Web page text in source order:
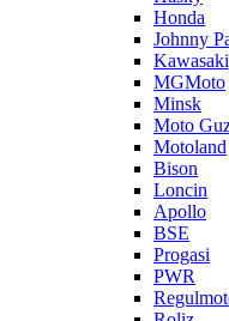
Honda
Johnny
Kawasaki
MGMoto
Minsk
Moto
Motoland
Bison
Loncin
Apollo
BSE
Progasi
PWR